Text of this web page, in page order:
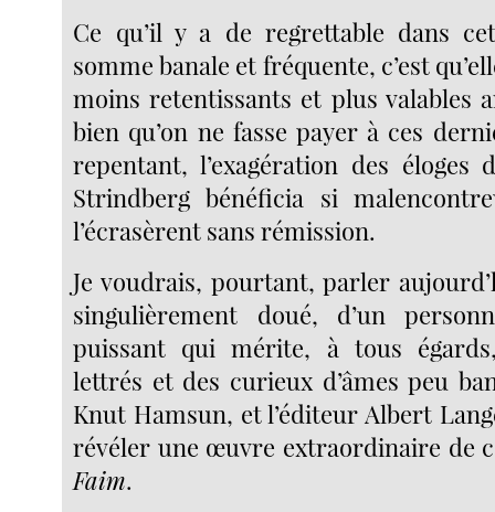
Ce qu’il y a de regrettable dans
somme banale et fréquente, c’est
moins retentissants et plus valables
bien qu’on ne fasse payer à ces
repentant, l’exagération des éloges
Strindberg bénéficia si
l’écrasèrent sans rémission.
Je voudrais, pourtant, parler
singulièrement doué, d’un
puissant qui mérite, à tous
lettrés et des curieux d’âmes peu
Knut Hamsun, et l’éditeur Albert
révéler une œuvre extraordinaire de
Faim.